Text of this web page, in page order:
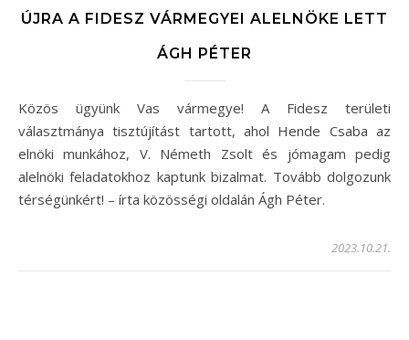
ÚJRA A FIDESZ VÁRMEGYEI ALELNÖKE LETT
ÁGH PÉTER
Közös ügyünk Vas vármegye! A Fidesz területi
választmánya tisztújítást tartott, ahol Hende Csaba az
elnöki munkához, V. Németh Zsolt és jómagam pedig
alelnöki feladatokhoz kaptunk bizalmat. Tovább dolgozunk
térségünkért! – írta közösségi oldalán Ágh Péter.
2023.10.21.